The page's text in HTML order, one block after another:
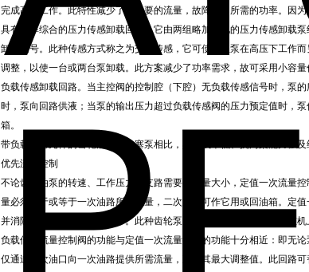
完成高压工作。此特性减少了不必要的流量，故降低了所需的功率。因
具有功率综合的压力传感卸载回路，它由两组略加变化的压力传感卸载
卸载信号。此种传感方式称之为交互传感，它可使一组泵在高压下工作
调整，以使一台或两台泵卸载。此方案减少了功率需求，故可采用小容量
负载传感卸载回路。当主控阀的控制腔（下腔）无负载传感信号时，泵
时，泵向回路供液；当泵的输出压力超过负载传感阀的压力预定值时，
箱。
带负载传感元件的齿轮油泵与柱塞泵相比，具有成本低、抗污染能力强
优先流量控制
不论齿轮油泵的转速、工作压力或支路需要的流量大小，定值一次流量
量必须大于或等于一次油路所需流量，二次流量可作它用或回油箱。定
并消除外泄漏，故降低了成本。此种齿轮泵回路的典型应用是汽车起重
负载传感流量控制阀的功能与定值一次流量控制的功能十分相近：即无
仅通过一次油口向一次油路提供所需流量，直至其最大调整值。此回路